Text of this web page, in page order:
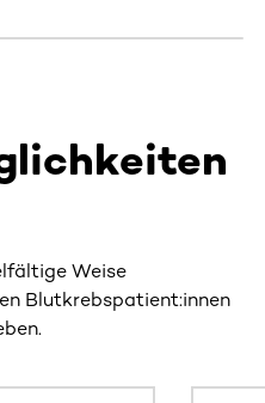
Weise
Blutkrebspatient:innen